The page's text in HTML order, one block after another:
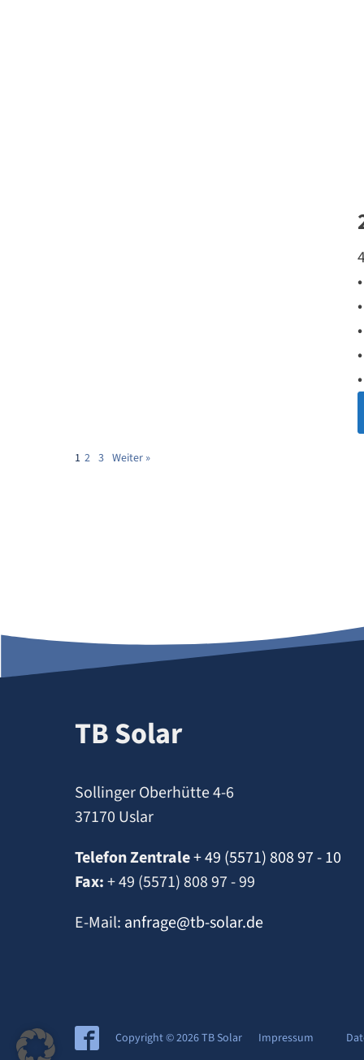
1 2 3 Weiter »
TB Solar
Sollinger Oberhütte 4-6
37170 Uslar
Telefon Zentrale+ 49 (5571) 808 97 - 10
Fax:+ 49 (5571) 808 97 - 99
E-Mail: anfrage@tb-solar.de
Copyright © 2026 TB Solar Impressum